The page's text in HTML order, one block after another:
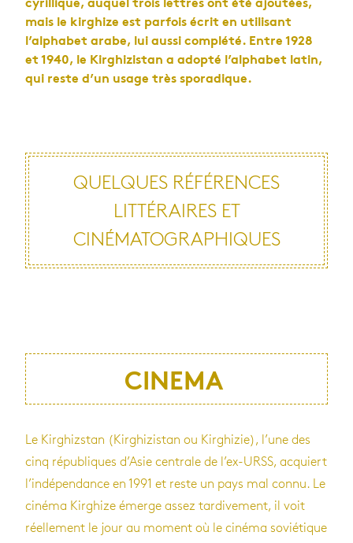
cyrillique, auquel trois lettres ont été ajoutées,
mais le kirghize est parfois écrit en utilisant
l’alphabet arabe, lui aussi complété. Entre 1928
et 1940, le Kirghizistan a adopté l’alphabet latin,
qui reste d’un usage très sporadique.
QUELQUES RÉFÉRENCES
LITTÉRAIRES ET
CINÉMATOGRAPHIQUES
CINEMA
Le Kirghizstan (Kirghizistan ou Kirghizie), l’une des
cinq républiques d’Asie centrale de l’ex-URSS, acquiert
l’indépendance en 1991 et reste un pays mal connu. Le
cinéma Kirghize émerge assez tardivement, il voit
réellement le jour au moment où le cinéma soviétique